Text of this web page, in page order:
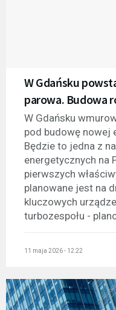
W Gdańsku
parowa. Budowa
W Gdańsku
pod budowę nowej
Będzie to jedna z
energetycznych na
pierwszych
planowane jest na
kluczowych
turbozespołu -
11 maja 2026 - 12:22